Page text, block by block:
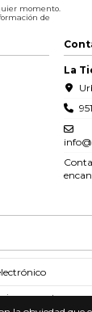
momento.
de
La
momento.
de